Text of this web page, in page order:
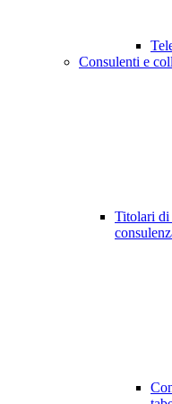
Consulenti e
Titolari di